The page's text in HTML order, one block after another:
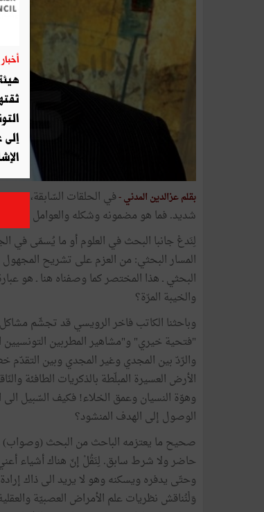
بقلم عزالدين المدني -في الحلقات السّابقة،
شديد. فما هو مضمونه وشكله والعوامل التي
لِنَدعْ جانبا البحث في العلوم أو ما يُسمّى في
المسار البحثي: من العزم على تشريح المجهول
البحثي ـ هذا المختصر كما وصفناه هنا ـ هو
والخيبة المرّة؟
وباحثنا الكاتب فاخر الرويسي قد تجشّم
"فتحية خيري" و"مشاهير المطربين
والرّدّ بين المجدي وغير المجدي وبين
الأرض العسيرة المبلّطة بالذكريات الطافئة
وهوّة النسيان وعمق الخلاء! فكيف السّبيل الى
الوصول إلى الهدف المنشود؟
صحيح ما يعتزمه الباحث من البحث (وصواب)
حاضر ولا شرط سابق. لِنَقُلْ إنّ هناك أشياء
وحتّى يدفره ويسكنه وهو لا يريد الى ذاك
وَلْنُناقش نظريات علم الأمراض العصبيّة
أخبار
إلى